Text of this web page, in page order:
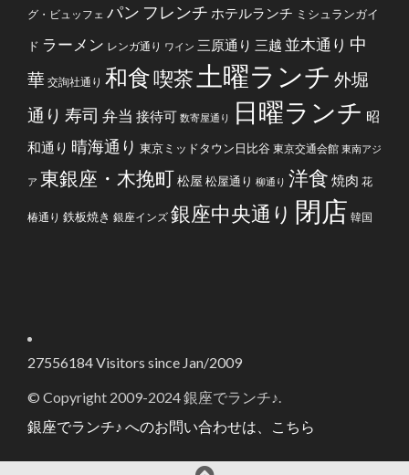
グ・ビュッフェ パン フレンチ ホテルランチ ミシュランガイ
ド ラーメン レンガ通り ワイン 三原通り 三越 並木通り 中
華 交詢社通り 和食喫茶 土曜ランチ 外堀
通り 寿司 弁当 接待可 数寄屋通り 日曜ランチ 昭
和通り 晴海通り 東京ミッドタウン日比谷 東京交通会館 東南アジ
ア 東銀座・木挽町松屋 松屋通り 柳通り 洋食 焼肉 花
椿通り 鉄板焼き 銀座インズ 銀座中央通り 閉店 韓国
27556184Visitors since Jan/2009
© Copyright 2009-2024 銀座でランチ♪.
銀座でランチ♪ へのお問い合わせは、こちら